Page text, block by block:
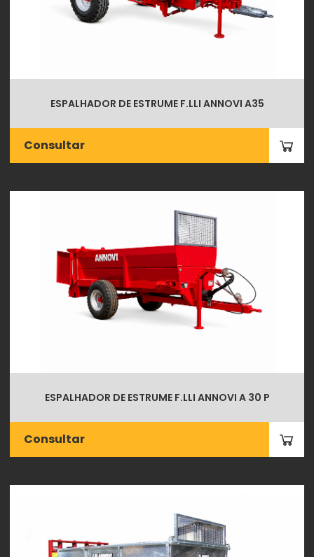
ESPALHADOR DE ESTRUME F.LLI ANNOVI A35
Consultar
ESPALHADOR DE ESTRUME F.LLI ANNOVI A 30 P
Consultar